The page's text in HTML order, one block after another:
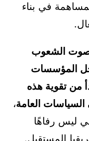
في بناء
الشعوب
المؤسسات
من تقوية هذه
العامة،
ليس رفاهًا